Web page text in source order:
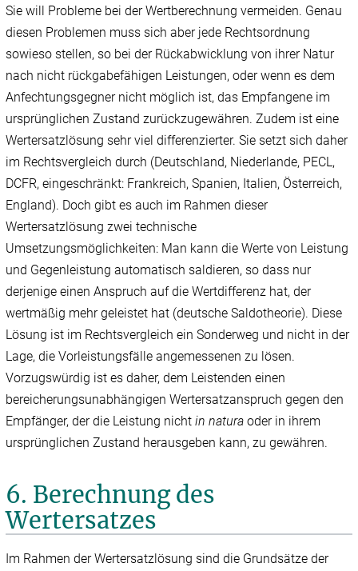
Sie will Probleme bei der Wertberechnung vermeiden. Genau
diesen Problemen muss sich aber jede Rechtsordnung
sowieso stellen, so bei der Rückabwicklung von ihrer Natur
nach nicht rückgabefähigen Leistungen, oder wenn es dem
Anfechtungsgegner nicht möglich ist, das Empfangene im
ursprünglichen Zustand zurückzugewähren. Zudem ist eine
Wertersatzlösung sehr viel differenzierter. Sie setzt sich daher
im Rechtsvergleich durch (Deutschland, Niederlande, PECL,
DCFR, eingeschränkt: Frankreich, Spanien, Italien, Österreich,
England). Doch gibt es auch im Rahmen dieser
Wertersatzlösung zwei technische
Umsetzungsmöglichkeiten: Man kann die Werte von Leistung
und Gegenleistung automatisch saldieren, so dass nur
derjenige einen Anspruch auf die Wertdifferenz hat, der
wertmäßig mehr geleistet hat (deutsche Saldotheorie). Diese
Lösung ist im Rechtsvergleich ein Sonderweg und nicht in der
Lage, die Vorleistungsfälle angemessenen zu lösen.
Vorzugswürdig ist es daher, dem Leistenden einen
bereicherungsunabhängigen Wertersatzanspruch gegen den
Empfänger, der die Leistung nichtin natura oder in ihrem
ursprünglichen Zustand herausgeben kann, zu gewähren.
6. Berechnung des
Wertersatzes
Im Rahmen der Wertersatzlösung sind die Grundsätze der